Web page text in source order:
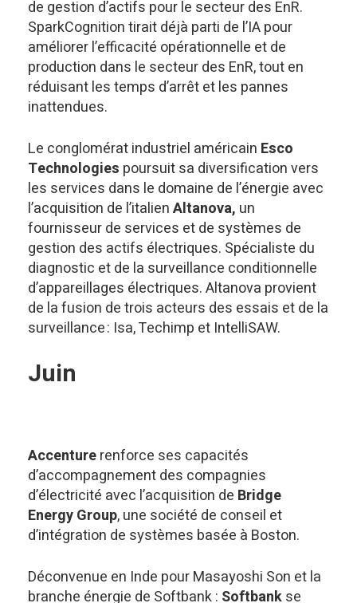
de gestion d’actifs pour le secteur des EnR.
SparkCognition tirait déjà parti de l’IA pour
améliorer l’efficacité opérationnelle et de
production dans le secteur des EnR, tout en
réduisant les temps d’arrêt et les pannes
inattendues.
Le conglomérat industriel américain Esco
Technologies poursuit sa diversification vers
les services dans le domaine de l’énergie avec
l’acquisition de l’italienAltanova, un
fournisseur de services et de systèmes de
gestion des actifs électriques. Spécialiste du
diagnostic et de la surveillance conditionnelle
d’appareillages électriques. Altanova provient
de la fusion de trois acteurs des essais et de la
surveillance : Isa, Techimp et IntelliSAW.
Juin
Accenturerenforce ses capacités
d’accompagnement des compagnies
d’électricité avec l’acquisition de Bridge
Energy Group, une société de conseil et
d’intégration de systèmes basée à Boston.
Déconvenue en Inde pour Masayoshi Son et la
branche énergie de Softbank : Softbankse